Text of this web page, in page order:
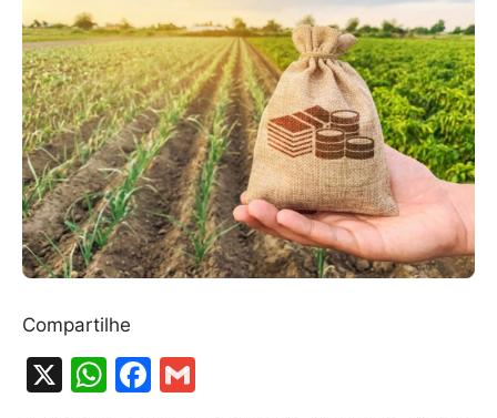
Compartilhe
X
W F